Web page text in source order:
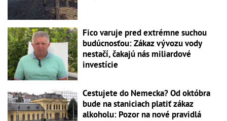
Fico varuje pred extrémne suchou
budúcnosťou: Zákaz vývozu vody
nestačí, čakajú nás miliardové
investície
Cestujete do Nemecka? Od októbra
bude na staniciach platiť zákaz
alkoholu: Pozor na nové pravidlá